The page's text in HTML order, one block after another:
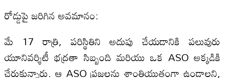
రోడ్డుపై జరిగిన అవమానం:
మే 17 రాత్రి, పరిస్థితిని అదుపు చేయడానికి పలువురు
యూనివర్శిటీ భద్రతా సిబ్బంది మరియు ఒక ASO అక్కడికి
చేరుకున్నారు. ఆ ASO ప్రజలను శాంతియుతంగా ఉండాలని,